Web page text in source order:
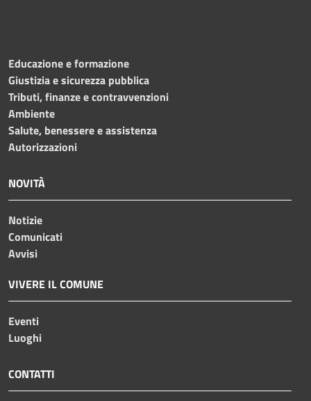
Educazione e formazione
Giustizia e sicurezza pubblica
Tributi, finanze e contravvenzioni
Ambiente
Salute, benessere e assistenza
Autorizzazioni
NOVITÀ
Notizie
Comunicati
Avvisi
VIVERE IL COMUNE
Eventi
Luoghi
CONTATTI